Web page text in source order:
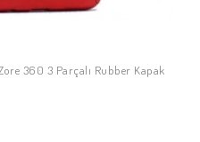
SEPETE EKLE
Zore 360 3 Parçalı Rubber Kapak